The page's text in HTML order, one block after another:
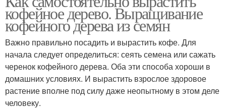
кофейное дерево. Выращивание
кофейного дерева из семян
Важно правильно посадить и вырастить кофе. Для
начала следует определиться: сеять семена или сажать
черенок кофейного дерева. Оба эти способа хороши в
домашних условиях. И вырастить взрослое здоровое
растение вполне под силу даже неопытному в этом деле
человеку.